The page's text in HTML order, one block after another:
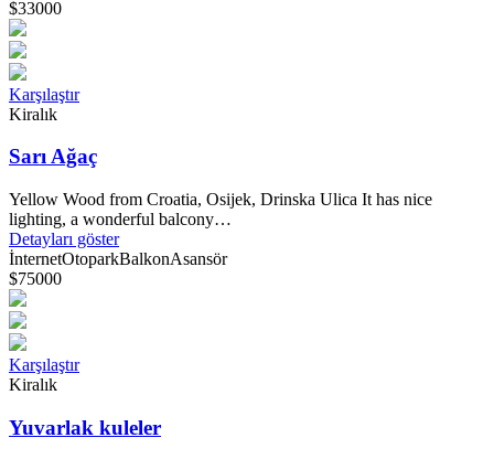
$33000
Karşılaştır
Kiralık
Sarı Ağaç
Yellow Wood from Croatia, Osijek, Drinska Ulica It has nice
lighting, a wonderful balcony…
Detayları göster
İnternetOtoparkBalkonAsansör
$75000
Karşılaştır
Kiralık
Yuvarlak kuleler